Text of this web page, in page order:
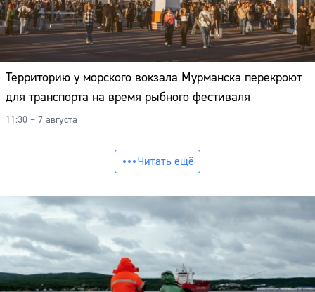
Территорию у морского вокзала Мурманска перекроют
для транспорта на время рыбного фестиваля
11:30 – 7 августа
Читать ещё